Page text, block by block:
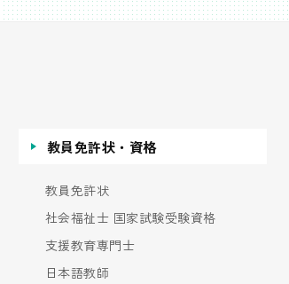
教員免許状・資格
教員免許状
社会福祉士 国家試験受験資格
支援教育専門士
日本語教師